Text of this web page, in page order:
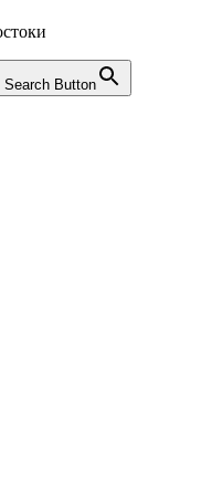
Search Button